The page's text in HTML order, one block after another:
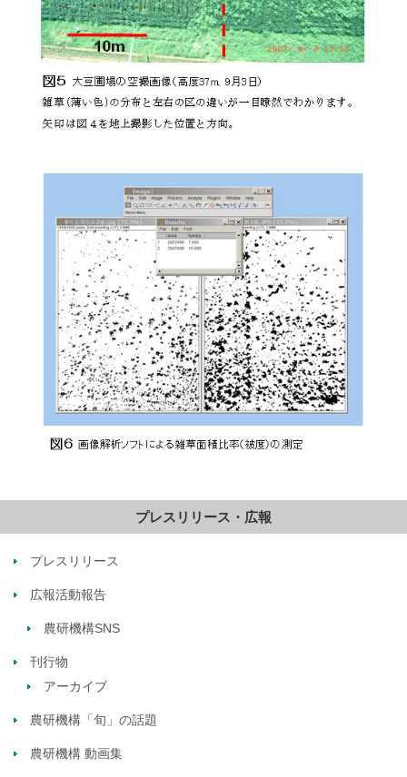
プレスリリース・広報
プレスリリース
広報活動報告
農研機構SNS
刊行物
アーカイブ
農研機構「旬」の話題
農研機構 動画集